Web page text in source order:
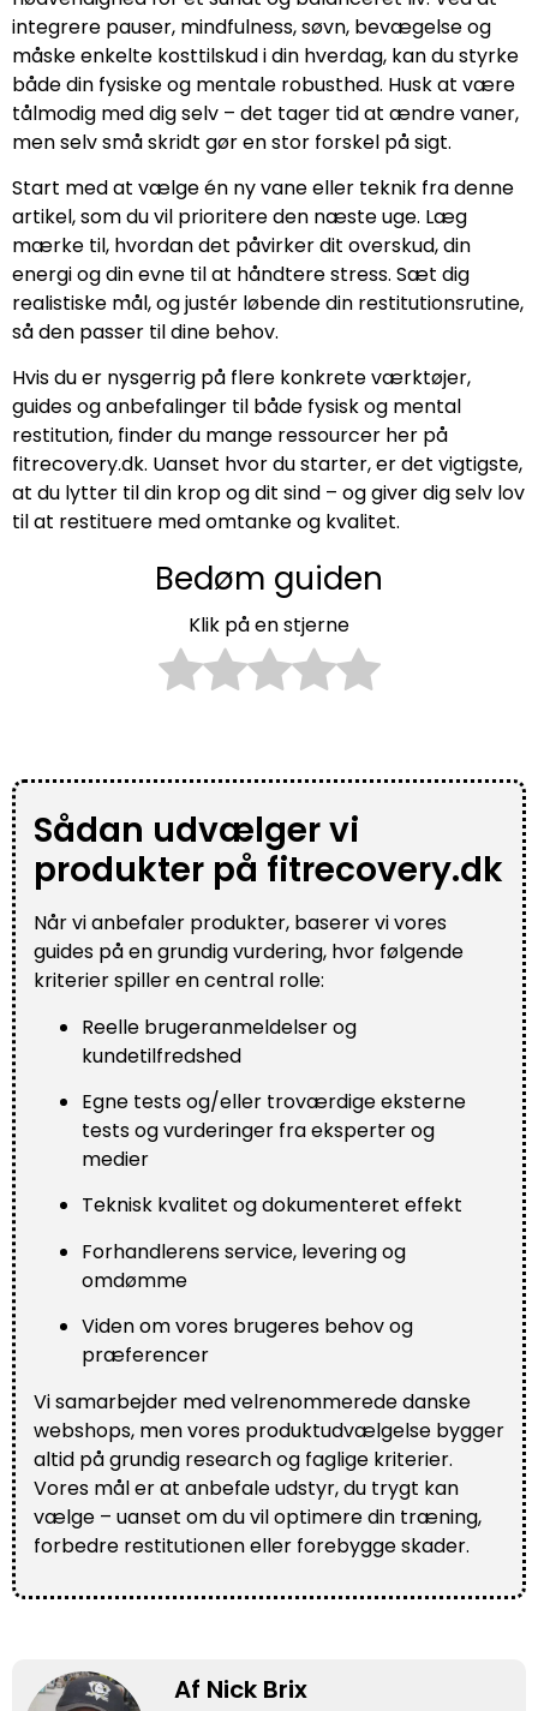
integrere pauser, mindfulness, søvn, bevægelse og
måske enkelte kosttilskud i din hverdag, kan du styrke
både din fysiske og mentale robusthed. Husk at være
tålmodig med dig selv – det tager tid at ændre vaner,
men selv små skridt gør en stor forskel på sigt.
Start med at vælge én ny vane eller teknik fra denne
artikel, som du vil prioritere den næste uge. Læg
mærke til, hvordan det påvirker dit overskud, din
energi og din evne til at håndtere stress. Sæt dig
realistiske mål, og justér løbende din restitutionsrutine,
så den passer til dine behov.
Hvis du er nysgerrig på flere konkrete værktøjer,
guides og anbefalinger til både fysisk og mental
restitution, finder du mange ressourcer her på
fitrecovery.dk. Uanset hvor du starter, er det vigtigste,
at du lytter til din krop og dit sind – og giver dig selv lov
til at restituere med omtanke og kvalitet.
Bedøm guiden
Klik på en stjerne
Sådan udvælger vi
produkter på fitrecovery.dk
Når vi anbefaler produkter, baserer vi vores
guides på en grundig vurdering, hvor følgende
kriterier spiller en central rolle:
Reelle brugeranmeldelser og
kundetilfredshed
Egne tests og/eller troværdige eksterne
tests og vurderinger fra eksperter og
medier
Teknisk kvalitet og dokumenteret effekt
Forhandlerens service, levering og
omdømme
Viden om vores brugeres behov og
præferencer
Vi samarbejder med velrenommerede danske
webshops, men vores produktudvælgelse bygger
altid på grundig research og faglige kriterier.
Vores mål er at anbefale udstyr, du trygt kan
vælge – uanset om du vil optimere din træning,
forbedre restitutionen eller forebygge skader.
Af Nick Brix